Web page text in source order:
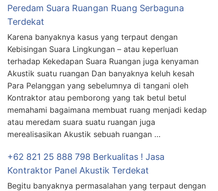
Peredam Suara Ruangan Ruang Serbaguna
Terdekat
Karena banyaknya kasus yang terpaut dengan
Kebisingan Suara Lingkungan – atau keperluan
terhadap Kekedapan Suara Ruangan juga kenyaman
Akustik suatu ruangan Dan banyaknya keluh kesah
Para Pelanggan yang sebelumnya di tangani oleh
Kontraktor atau pemborong yang tak betul betul
memahami bagaimana membuat ruang menjadi kedap
atau meredam suara suatu ruangan juga
merealisasikan Akustik sebuah ruangan …
+62 821 25 888 798 Berkualitas ! Jasa
Kontraktor Panel Akustik Terdekat
Begitu banyaknya permasalahan yang terpaut dengan